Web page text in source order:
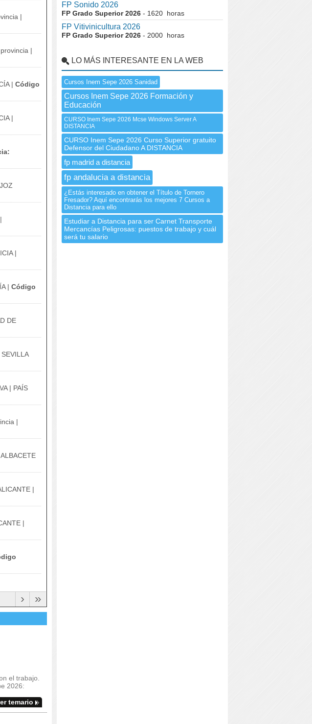
|
|
| Código
|
|
| Código
DE
SEVILLA
| PAÍS
|
ALBACETE
|
|
»
›
el trabajo.
2026:
temario
FP Sonido 2026
FP Grado Superior 2026 - 1620 horas
FP Vitivinicultura 2026
FP Grado Superior 2026 - 2000 horas
LO MÁS INTERESANTE EN LA WEB
Cursos Inem Sepe 2026 Sanidad
Cursos Inem Sepe 2026 Formación y
Educación
CURSO Inem Sepe 2026 Mcse Windows Server A
DISTANCIA
CURSO Inem Sepe 2026 Curso Superior gratuito
Defensor del Ciudadano A DISTANCIA
fp madrid a distancia
fp andalucia a distancia
¿Estás interesado en obtener el Título de Tornero
Fresador? Aquí encontrarás los mejores 7 Cursos a
Distancia para ello
Estudiar a Distancia para ser Carnet Transporte
Mercancías Peligrosas: puestos de trabajo y cuál
será tu salario